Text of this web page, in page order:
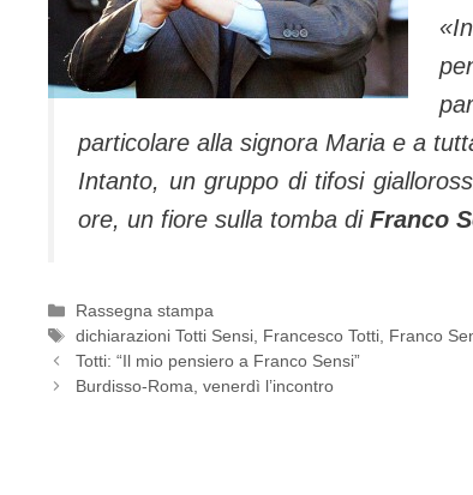
particolare alla signora Maria e a
Intanto, un gruppo di tifosi
ore, un fiore sulla tomba di Franco
Categorie
Rassegna stampa
Tag
dichiarazioni Totti Sensi, Francesco Totti, Franco
Totti: “Il mio pensiero a Franco Sensi”
Burdisso-Roma, venerdì l’incontro